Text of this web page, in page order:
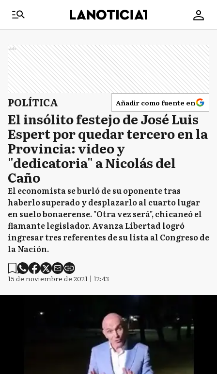
Ads
POLÍTICA Añadir como fuente en
El insólito festejo de José Luis
Espert por quedar tercero en la
Provincia: video y
"dedicatoria" a Nicolás del
Caño
El economista se burló de su oponente tras
haberlo superado y desplazarlo al cuarto lugar
en suelo bonaerense. "Otra vez será", chicaneó el
flamante legislador. Avanza Libertad logró
ingresar tres referentes de su lista al Congreso de
la Nación.
15 de noviembre de 2021 | 12:43